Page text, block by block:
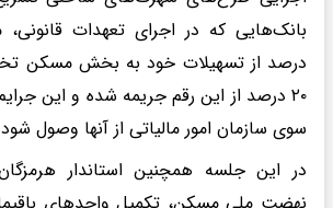
درصد از تسهیلات خود به بخش مسکن
۲۰ درصد از این رقم جریمه شده و این
سوی سازمان امور مالیاتی از آنها وصول
در این جلسه همچنین استاندار